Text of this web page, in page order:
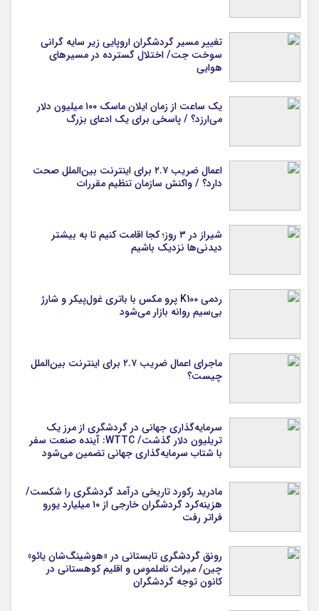
تغییر مسیر گردشگران اروپایی زیر سایه گرانی
سوخت جت/ اختلال گسترده در مسیرهای
هوایی
یک ساعت از زمان ایلان ماسک ۱۰۰ میلیون دلار
می‌ارزد؟ / پاسخی برای یک ادعای بزرگ
اعمال ضریب ۲.۷ برای اینترنت بین‌الملل صحت
دارد؟ / واکنش سازمان تنظیم مقررات
شیراز در ۳ روز؛ کجا اقامت کنیم تا به بیشتر
دیدنی‌ها نزدیک باشیم
ردمی K100 پرو مکس با باتری غول‌پیکر و شارژ
بی‌سیم روانه بازار می‌شود
ماجرای اعمال ضریب ۲.۷ برای اینترنت بین‌الملل
چیست؟
سرمایه‌گذاری جهانی در گردشگری از مرز یک
تریلیون دلار گذشت/ WTTC: آینده صنعت سفر
با شتاب سرمایه‌گذاری جهانی تضمین می‌شود
مادرید رکورد تاریخی درآمد گردشگری را شکست/
هزینه‌کرد گردشگران خارجی از ۱۰ میلیارد یورو
فراتر رفت
رونق گردشگری تابستانی در «هوشینگ‌شان یائو»
چین/ میراث ناملموس و اقلیم کوهستانی در
کانون توجه گردشگران